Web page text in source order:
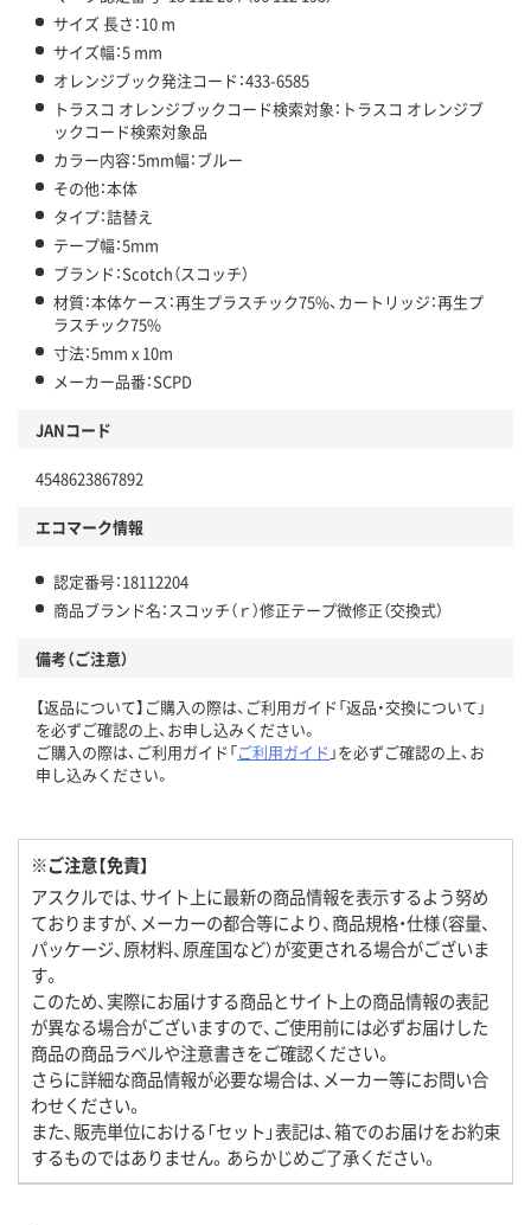
サイズ 長さ：10 m
サイズ幅：5 mm
オレンジブック発注コード：433-6585
トラスコ オレンジブックコード検索対象：トラスコ オレンジブ
ックコード検索対象品
カラー内容：5mm幅：ブルー
その他：本体
タイプ：詰替え
テープ幅：5mm
ブランド：Scotch（スコッチ）
材質：本体ケース：再生プラスチック75%、カートリッジ：再生プ
ラスチック75%
寸法：5mm x 10m
メーカー品番：SCPD
JANコード
4548623867892
エコマーク情報
認定番号：18112204
商品ブランド名：スコッチ（ｒ）修正テープ微修正（交換式）
備考（ご注意）
【返品について】ご購入の際は、ご利用ガイド「返品・交換について」
を必ずご確認の上、お申し込みください。
ご購入の際は、ご利用ガイド「ご利用ガイド 」を必ずご確認の上、お
申し込みください。
※ご注意【免責】
アスクルでは、サイト上に最新の商品情報を表示するよう努め
ておりますが、メーカーの都合等により、商品規格・仕様（容量、
パッケージ、原材料、原産国など）が変更される場合がございま
す。
このため、実際にお届けする商品とサイト上の商品情報の表記
が異なる場合がございますので、ご使用前には必ずお届けした
商品の商品ラベルや注意書きをご確認ください。
さらに詳細な商品情報が必要な場合は、メーカー等にお問い合
わせください。
また、販売単位における「セット」表記は、箱でのお届けをお約束
するものではありません。あらかじめご了承ください。